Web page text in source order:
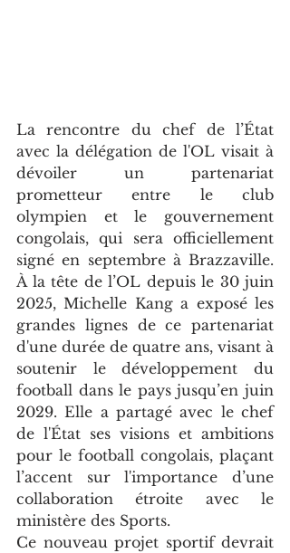
La rencontre du chef de l’État
avec la délégation de l'OL visait à
dévoiler un partenariat
prometteur entre le club
olympien et le gouvernement
congolais, qui sera officiellement
signé en septembre à Brazzaville.
À la tête de l’OL depuis le 30 juin
2025, Michelle Kang a exposé les
grandes lignes de ce partenariat
d'une durée de quatre ans, visant à
soutenir le développement du
football dans le pays jusqu’en juin
2029. Elle a partagé avec le chef
de l'État ses visions et ambitions
pour le football congolais, plaçant
l’accent sur l'importance d’une
collaboration étroite avec le
ministère des Sports.
Ce nouveau projet sportif devrait